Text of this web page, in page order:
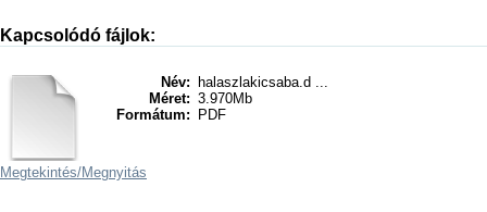
Kapcsolódó fájlok:
Név:
halaszlakicsaba.d ...
Méret: 3.970Mb
Formátum:
PDF
Megtekintés/Megnyitás